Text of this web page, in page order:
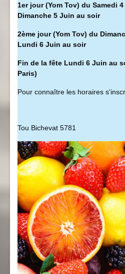
1er jour (Yom Tov) du Samedi
Dimanche 5 Juin au soir
2ème jour (Yom Tov) du
Lundi 6 Juin au soir
Fin de la fête Lundi 6 Juin au
Paris)
Pour connaître les horaires
Tou Bichevat 5781